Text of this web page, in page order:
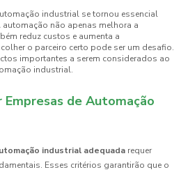
industrial se tornou essencial
não apenas melhora a
reduz custos e aumenta a
o parceiro certo pode ser um desafio.
importantes a serem considerados ao
industrial.
de Automação
industrial adequada requer
Esses critérios garantirão que o